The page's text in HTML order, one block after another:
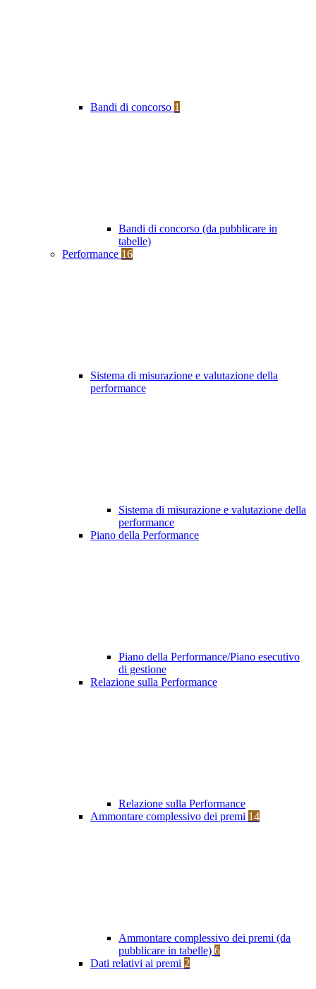
Bandi di concorso 1
Bandi di concorso (da pubblicare in
tabelle)
Performance 16
Sistema di misurazione e valutazione della
performance
Sistema di misurazione e valutazione della
performance
Piano della Performance
Piano della Performance/Piano esecutivo
di gestione
Relazione sulla Performance
Relazione sulla Performance
Ammontare complessivo dei premi 14
Ammontare complessivo dei premi (da
pubblicare in tabelle) 6
Dati relativi ai premi 2